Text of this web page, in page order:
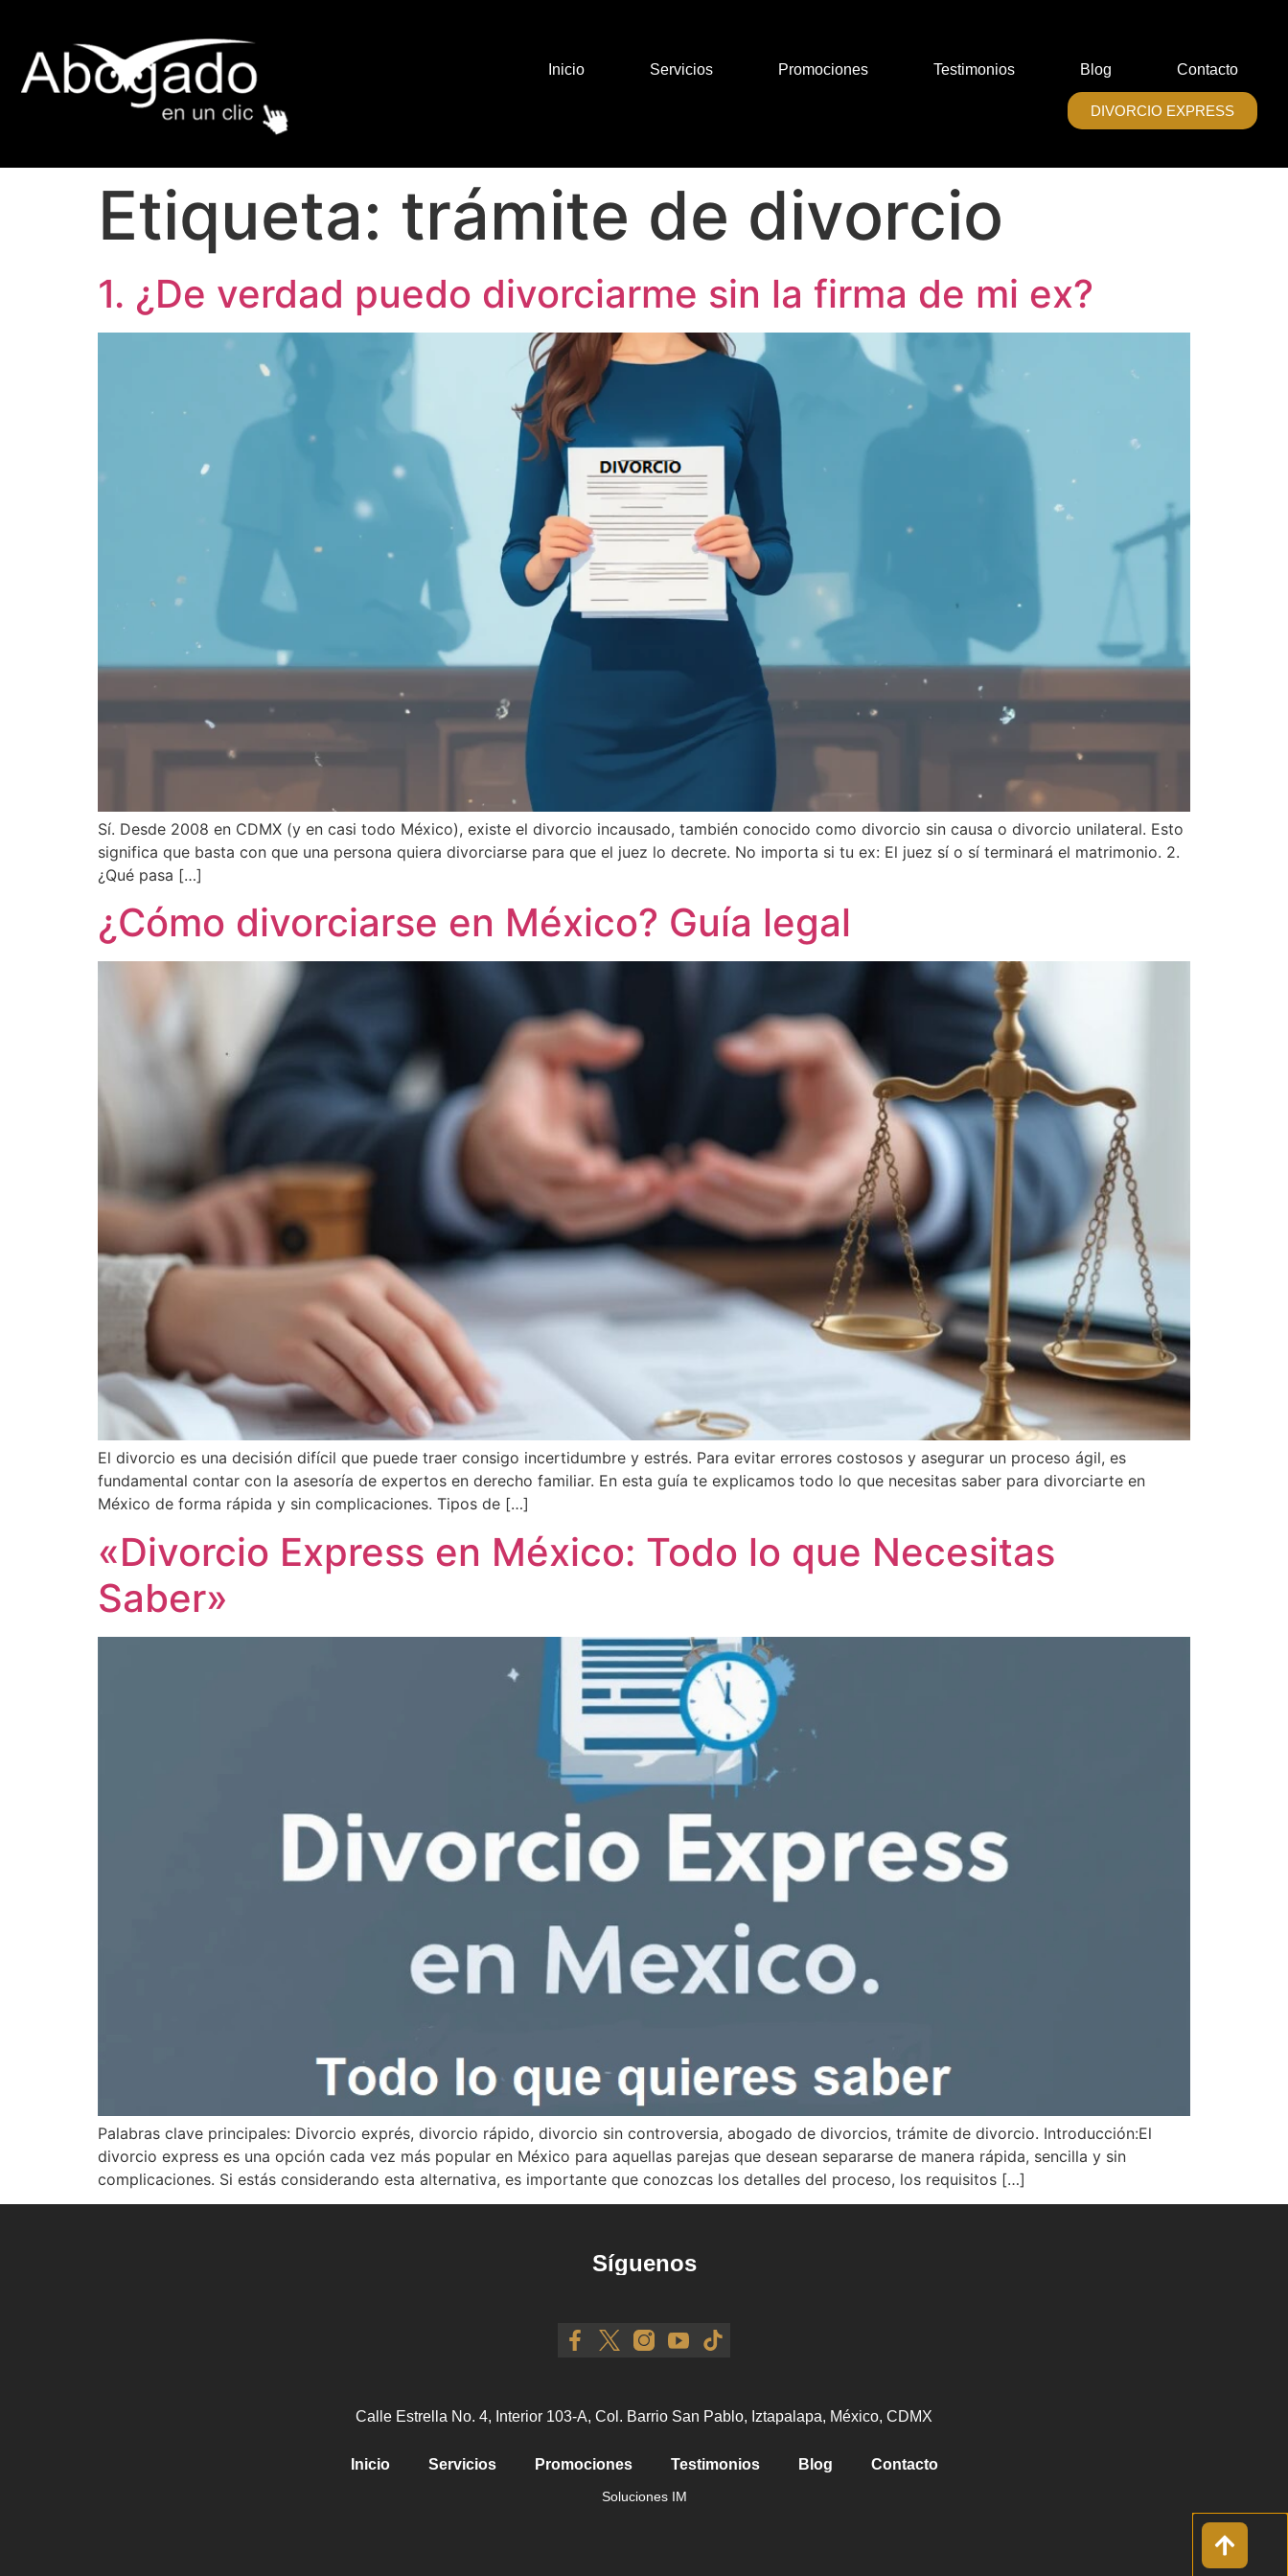
Inicio Servicios Promociones Testimonios Blog Contacto
DIVORCIO EXPRESS
Etiqueta: trámite de divorcio
1. ¿De verdad puedo divorciarme sin la firma de mi ex?
Sí. Desde 2008 en CDMX (y en casi todo México), existe el divorcio incausado, también conocido como divorcio sin causa o divorcio unilateral. Esto
significa que basta con que una persona quiera divorciarse para que el juez lo decrete. No importa si tu ex: El juez sí o sí terminará el matrimonio. 2.
¿Qué pasa […]
¿Cómo divorciarse en México? Guía legal
El divorcio es una decisión difícil que puede traer consigo incertidumbre y estrés. Para evitar errores costosos y asegurar un proceso ágil, es
fundamental contar con la asesoría de expertos en derecho familiar. En esta guía te explicamos todo lo que necesitas saber para divorciarte en
México de forma rápida y sin complicaciones. Tipos de […]
«Divorcio Express en México: Todo lo que Necesitas
Saber»
Palabras clave principales: Divorcio exprés, divorcio rápido, divorcio sin controversia, abogado de divorcios, trámite de divorcio. Introducción:El
divorcio express es una opción cada vez más popular en México para aquellas parejas que desean separarse de manera rápida, sencilla y sin
complicaciones. Si estás considerando esta alternativa, es importante que conozcas los detalles del proceso, los requisitos […]
Síguenos
Calle Estrella No. 4, Interior 103-A, Col. Barrio San Pablo, Iztapalapa, México, CDMX
Inicio Servicios Promociones Testimonios Blog Contacto
Soluciones IM